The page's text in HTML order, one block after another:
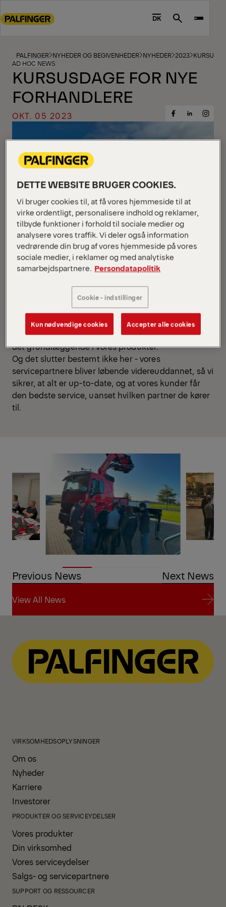
to
footer
content
DK Search
PALFINGER NYHEDER OG BEGIVENHEDER NYHEDER 2023
AD HOC NEWS
KURSUSDAGE FOR NYE
FORHANDLERE
OKT. 05 2023
Share
Facebook
Share
LinkedIn
Share
Palfinger Danmark har afholdt to dages kursus for
vores nyeste servicepartnere med hjælp fra to
dygtige undervisere fra PALFINGER i Østrig. Begge
dage blev flittigt brugt på at lære, afprøve og forstå
det grundlæggende i vores produkter.
Og det slutter bestemt ikke her - vores
servicepartnere bliver løbende videreuddannet, så vi
sikrer, at alt er up-to-date, og at vores kunder får
den bedste service, uanset hvilken partner de kører
til.
Previous News Next News
View All News
VIRKSOMHEDSOPLYSNINGER
Om os
Nyheder
Karriere
Investorer
PRODUKTER OG SERVICEYDELSER
Vores produkter
Din virksomhed
Vores serviceydelser
Salgs- og servicepartnere
SUPPORT OG RESSOURCER
DETTE WEBSITE BRUGER COOKIES.
Vi bruger cookies til, at få vores hjemmeside til at
virke ordentligt, personalisere indhold og reklamer,
tilbyde funktioner i forhold til sociale medier og
analysere vores traffik. Vi deler også information
vedrørende din brug af vores hjemmeside på vores
sociale medier, i reklamer og med analytiske
samarbejdspartnere. Persondatapolitik
Cookie - indstillinger
Kun nødvendige cookies Accepter alle cookies